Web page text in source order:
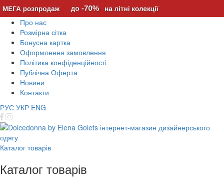
Про нас
Розмірна сітка
Бонусна картка
Оформлення замовлення
Політика конфіденційності
Публічна Оферта
Новини
Контакти
РУС УКР ENG
Каталог товарів
Каталог товарів